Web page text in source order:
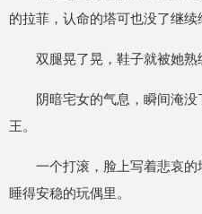
的拉菲，认命的塔可也没了继续
双腿晃了晃，鞋子就被她熟
阴暗宅女的气息，瞬间淹
王。
一个打滚，脸上写着悲哀
睡得安稳的玩偶里。